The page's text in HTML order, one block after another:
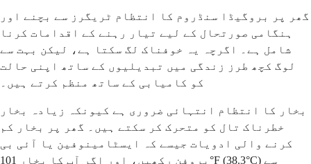
گھر پر بروگیڈا سنڈروم کا انتظام ٹریگرز سے بچنے اور
ہنگامی صورتحال کے لیے تیار رہنے کے اقدامات کرنا
شامل ہے۔ اگرچہ یہ خوفناک لگ سکتا ہے، لیکن بہت سے
لوگ کچھ طرز زندگی میں تبدیلیوں کے ساتھ اپنی حالت
کو کامیابی کے ساتھ منظم کرتے ہیں۔
بخار کا انتظام انتہائی ضروری ہے کیونکہ زیادہ بخار
خطرناک تال کو متحرک کر سکتے ہیں۔ گھر پر بخار کم
کرنے والی ادویات جیسے کہ ایسٹامینوفین یا آئی بی
پروفن رکھیں، اور اگر آپ کا بخار 101°F (38.3°C) سے